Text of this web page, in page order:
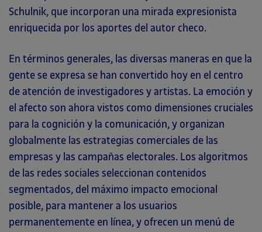
Schulnik, que incorporan una mirada expresionista
enriquecida por los aportes del autor checo.
En términos generales, las diversas maneras en que la
gente se expresa se han convertido hoy en el centro
de atención de investigadores y artistas. La emoción y
el afecto son ahora vistos como dimensiones cruciales
para la cognición y la comunicación, y organizan
globalmente las estrategias comerciales de las
empresas y las campañas electorales. Los algoritmos
de las redes sociales seleccionan contenidos
segmentados, del máximo impacto emocional
posible, para mantener a los usuarios
permanentemente en línea, y ofrecen un menú de